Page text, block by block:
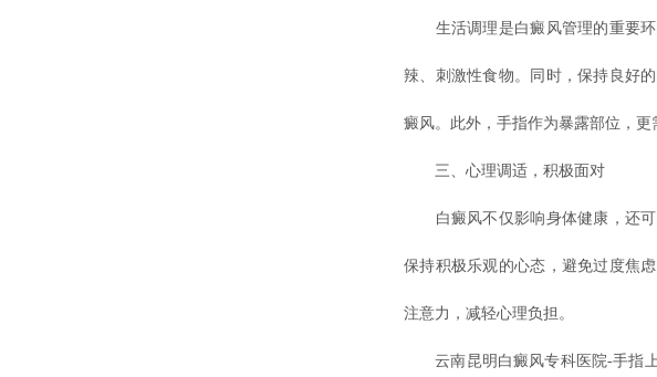
生活调理是白癜风管理的重要环
辣、刺激性食物。同时，保持良好
癜风。此外，手指作为暴露部位，更
三、心理调适，积极面对
白癜风不仅影响身体健康，还可
保持积极乐观的心态，避免过度焦
注意力，减轻心理负担。
云南昆明白癜风专科医院-手指上